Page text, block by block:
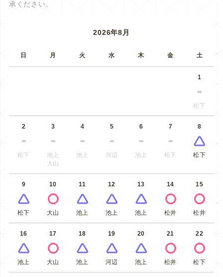
承ください。
2026年8月
日 月 火 水 木 金 土
1
松下
2
松下
3
池上
大山
4
池上
5
河辺
6
池上
7
松下
8
松下
9
松下
10
大山
11
池上
12
池上
13
池上
14
松井
15
松井
16
池上
17
大山
18
池上
19
河辺
20
池上
21
松井
22
松下